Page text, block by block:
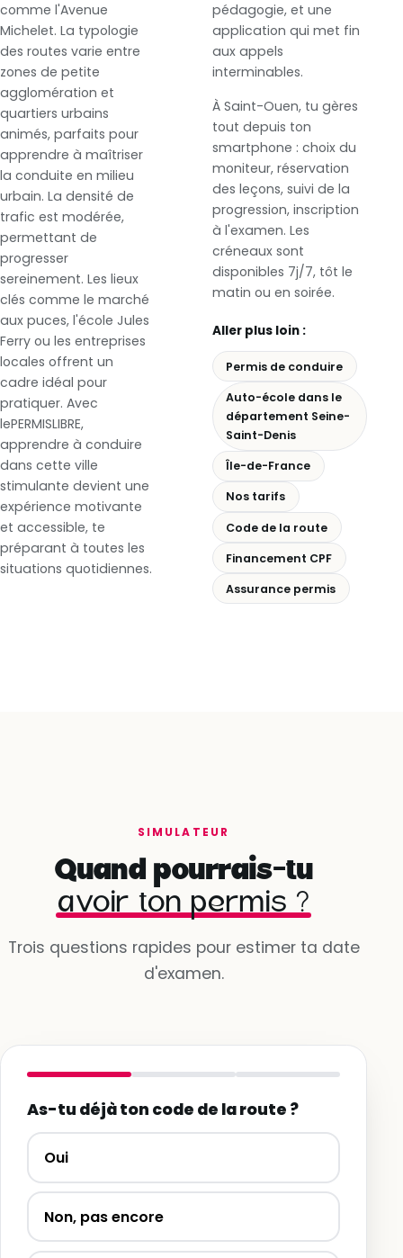
comme l'Avenue
Michelet. La typologie
des routes varie entre
zones de petite
agglomération et
quartiers urbains
animés, parfaits pour
apprendre à maîtriser
la conduite en milieu
urbain. La densité de
trafic est modérée,
permettant de
progresser
sereinement. Les lieux
clés comme le marché
aux puces, l'école Jules
Ferry ou les entreprises
locales offrent un
cadre idéal pour
pratiquer. Avec
lePERMISLIBRE,
apprendre à conduire
dans cette ville
stimulante devient une
expérience motivante
et accessible, te
préparant à toutes les
situations quotidiennes.
pédagogie, et une
application qui met fin
aux appels
interminables.
À Saint-Ouen, tu gères
tout depuis ton
smartphone : choix du
moniteur, réservation
des leçons, suivi de la
progression, inscription
à l'examen. Les
créneaux sont
disponibles 7j/7, tôt le
matin ou en soirée.
Aller plus loin :
Permis de conduire
Auto-école dans le
département Seine-
Saint-Denis
Île-de-France
Nos tarifs
Code de la route
Financement CPF
Assurance permis
SIMULATEUR
Quand pourrais-tu
avoir ton permis ?
Trois questions rapides pour estimer ta date
d'examen.
As-tu déjà ton code de la route ?
Oui
Non, pas encore